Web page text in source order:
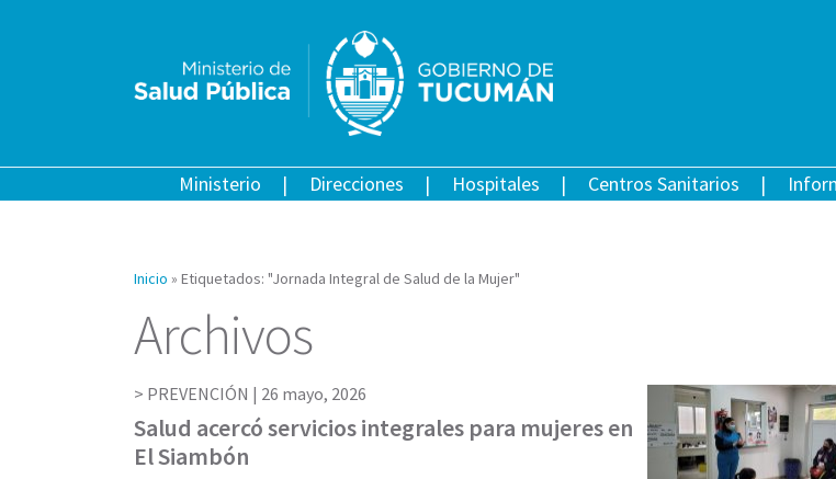
Ministerio Direcciones Hospitales Centros Sanitarios
Inicio » Etiquetados: "Jornada Integral de Salud de la Mujer"
Archivos
PREVENCIÓN | 26 mayo, 2026
Salud acercó servicios integrales para mujeres en
El Siambón